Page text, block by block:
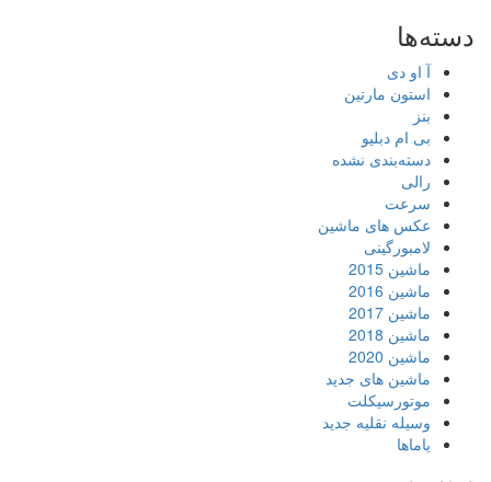
دسته‌ها
آ او دی
استون مارتین
بنز
بی ام دبلیو
دسته‌بندی نشده
رالی
سرعت
عکس های ماشین
لامبورگینی
ماشین 2015
ماشین 2016
ماشین 2017
ماشین 2018
ماشین 2020
ماشین های جدید
موتورسیکلت
وسیله نقلیه جدید
یاماها